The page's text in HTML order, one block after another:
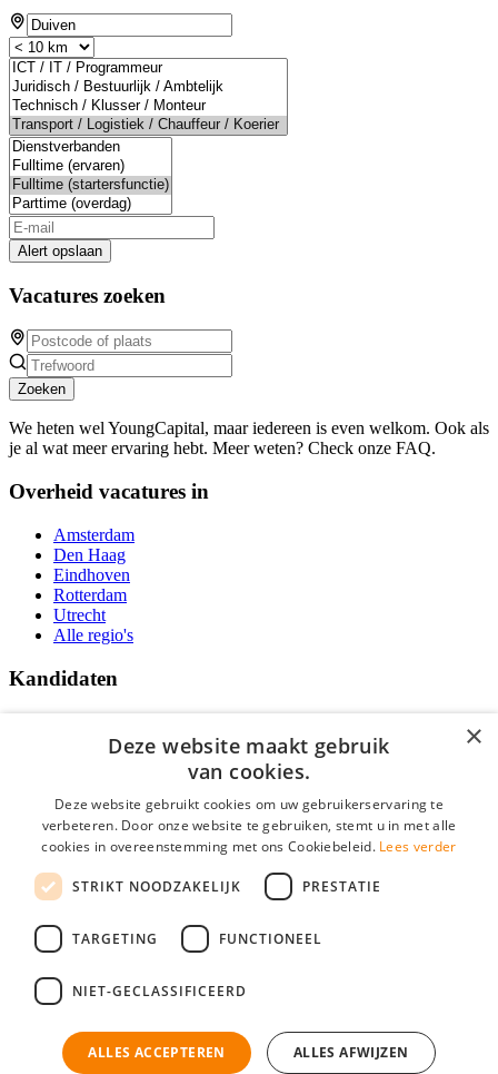
Alert opslaan
Vacatures zoeken
Zoeken
We heten wel YoungCapital, maar iedereen is even welkom. Ook als
je al wat meer ervaring hebt. Meer weten? Check onze FAQ.
Overheid vacatures in
Amsterdam
Den Haag
Eindhoven
Rotterdam
Utrecht
Alle regio's
Kandidaten
Vacatures
Over Vacatures Overheid Online
YoungCapital IOS App
YoungCapital Android App
Social
Mogen wij cookies plaatsen? Check hier ons
×
Deze website maakt gebruik
van cookies.
Deze website gebruikt cookies om uw gebruikerservaring te
verbeteren. Door onze website te gebruiken, stemt u in met alle
cookies in overeenstemming met ons Cookiebeleid. Lees verder
STRIKT NOODZAKELIJK PRESTATIE
TARGETING FUNCTIONEEL
NIET-GECLASSIFICEERD
ALLES ACCEPTEREN ALLES AFWIJZEN